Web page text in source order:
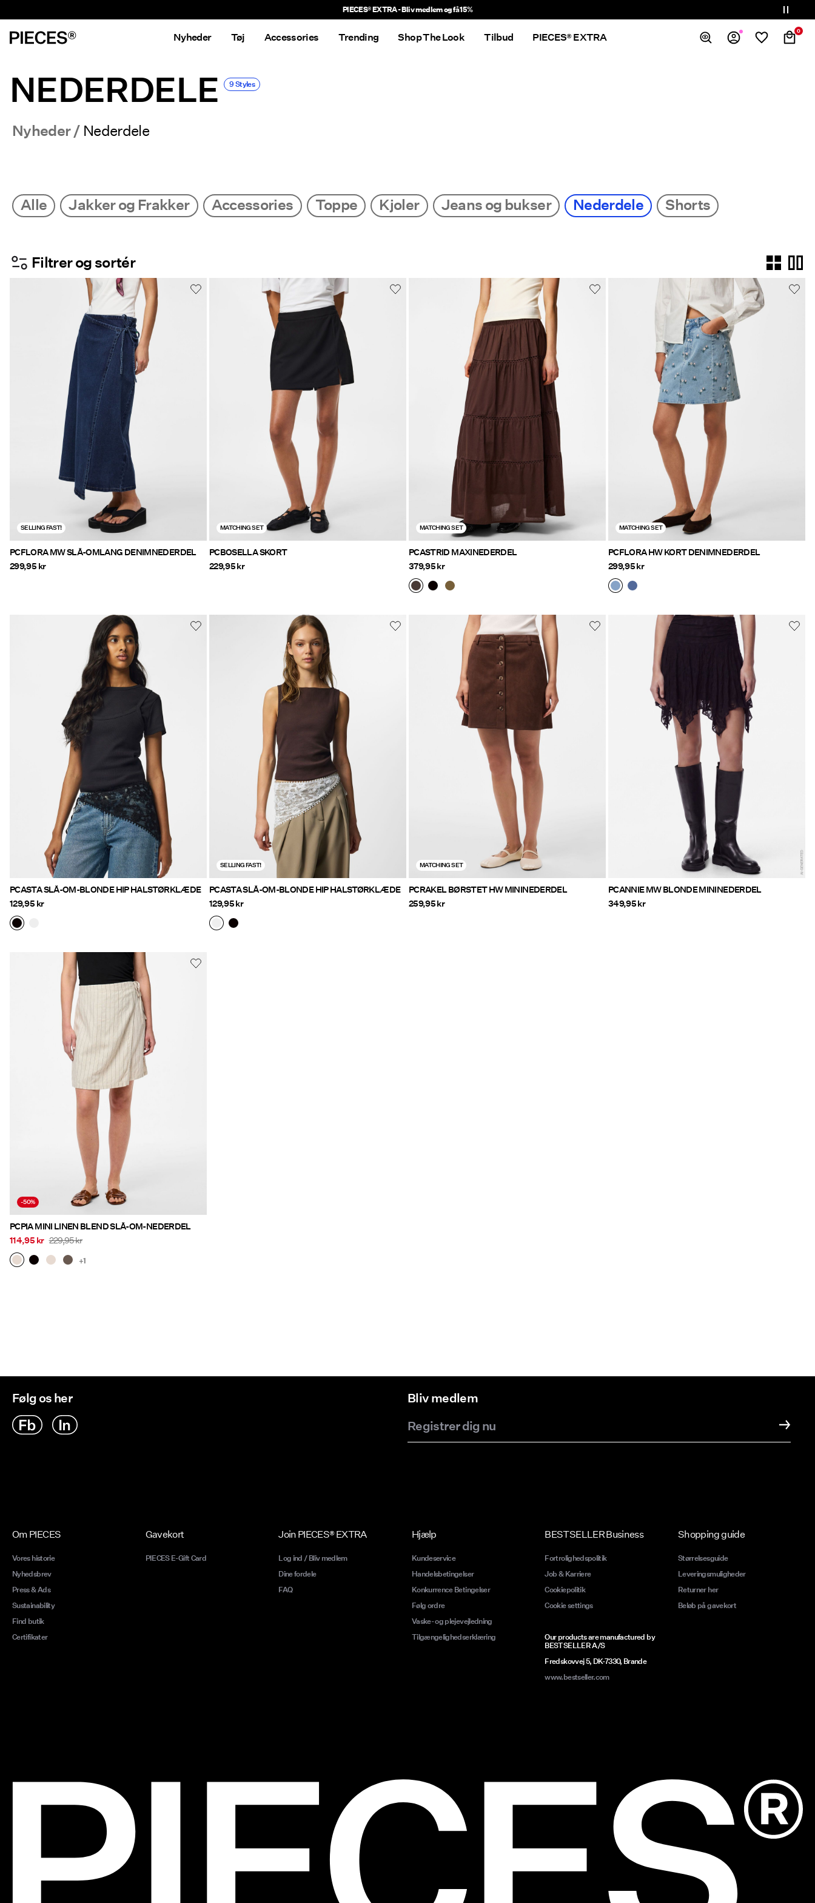
PIECES® EXTRA - Bliv medlem og få 15%
0
Nyheder Tøj Accessories Trending Shop The Look Tilbud PIECES® EXTRA
NEDERDELE 9 Styles
Nyheder Nederdele
Alle Jakker og Frakker Accessories Toppe Kjoler Jeans og bukser Nederdele Shorts
Filtrer og sortér
SELLING FAST!
PCFLORA MW SLÅ-OMLANG DENIMNEDERDEL
299,95 kr
MATCHING SET
PCBOSELLA SKORT
229,95 kr
MATCHING SET
PCASTRID MAXINEDERDEL
379,95 kr
MATCHING SET
PCFLORA HW KORT DENIMNEDERDEL
299,95 kr
PCASTA SLÅ-OM-BLONDE HIP HALSTØRKLÆDE
129,95 kr
SELLING FAST!
PCASTA SLÅ-OM-BLONDE HIP HALSTØRKLÆDE
129,95 kr
MATCHING SET
PCRAKEL BØRSTET HW MININEDERDEL
259,95 kr
PCANNIE MW BLONDE MININEDERDEL
349,95 kr
-50%
PCPIA MINI LINEN BLEND SLÅ-OM-NEDERDEL
114,95 kr 229,95 kr
+1
Følg os her
Bliv medlem
Registrer dig nu
Om PIECES
Vores historie
Nyhedsbrev
Press & Ads
Sustainability
Find butik
Certifikater
Gavekort
PIECES E-Gift Card
Join PIECES® EXTRA
Log ind / Bliv medlem
Dine fordele
FAQ
Hjælp
Kundeservice
Handelsbetingelser
Konkurrence Betingelser
Følg ordre
Vaske- og plejevejledning
Tilgængelighedserklæring
BESTSELLER Business
Fortrolighedspolitik
Job & Karriere
Cookiepolitik
Cookie settings
Our products are manufactured by
BESTSELLER A/S
Fredskovvej 5, DK-7330, Brande
www.bestseller.com
Shopping guide
Størrelsesguide
Leveringsmuligheder
Returner her
Beløb på gavekort